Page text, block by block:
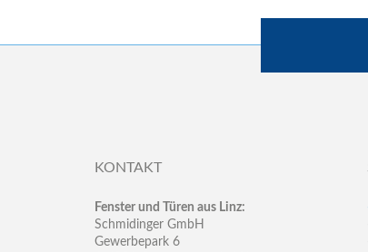
KONTAKT
Fenster und Türen aus Linz:
Schmidinger GmbH
Gewerbepark 6